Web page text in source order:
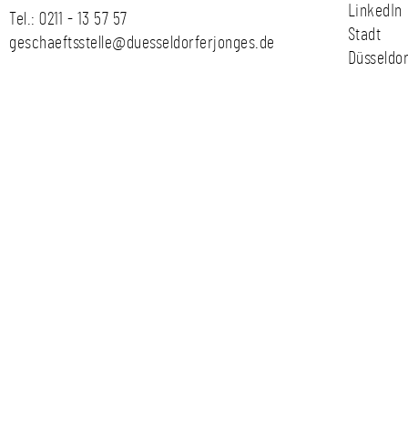
Tel.: 0211 - 13 57 57
geschaeftsstelle@duesseldorferjonges.de
LinkedIn
Stadt